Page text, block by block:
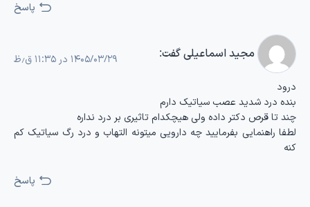
پاسخ
مجید اسماعیلیگفت: ۱۴۰۵/۰۳/۲۹ در ۱۱:۳۵ ق٫ظ
درود
بنده درد شدید عصب سیاتیک دارم
چند تا قرص دکتر داده ولی هیچکدام تاثیری بر درد نداره
لطفا راهنمایی بفرمایید چه دارویی میتونه التهاب و درد رگ سیاتیک کم
کنه
پاسخ